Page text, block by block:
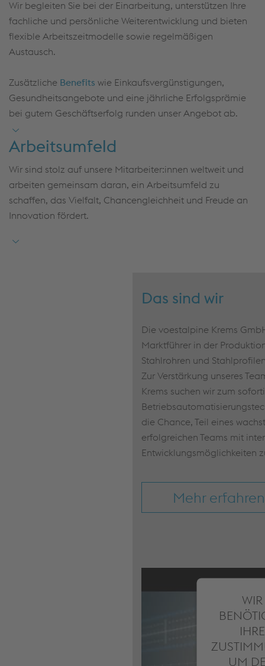
Wir begleiten Sie bei der Einarbeitung, unterstützen Ihre
fachliche und persönliche Weiterentwicklung und bieten
flexible Arbeitszeitmodelle sowie regelmäßigen
Austausch.
Zusätzliche Benefits wie Einkaufsvergünstigungen,
Gesundheitsangebote und eine jährliche Erfolgsprämie
bei gutem Geschäftserfolg runden unser Angebot ab.
Arbeitsumfeld
Wir sind stolz auf unsere Mitarbeiter:innen weltweit und
arbeiten gemeinsam daran, ein Arbeitsumfeld zu
schaffen, das Vielfalt, Chancengleichheit und Freude an
Innovation fördert.
WIR
IHRE
UM
Das sind wir
Die voestalpine Krems
Marktführer in der
Stahlrohren und
Zur Verstärkung unseres
Krems suchen wir zum
die Chance, Teil eines
erfolgreichen Teams mit
Entwicklungsmöglichkeiten
Mehr erfahren